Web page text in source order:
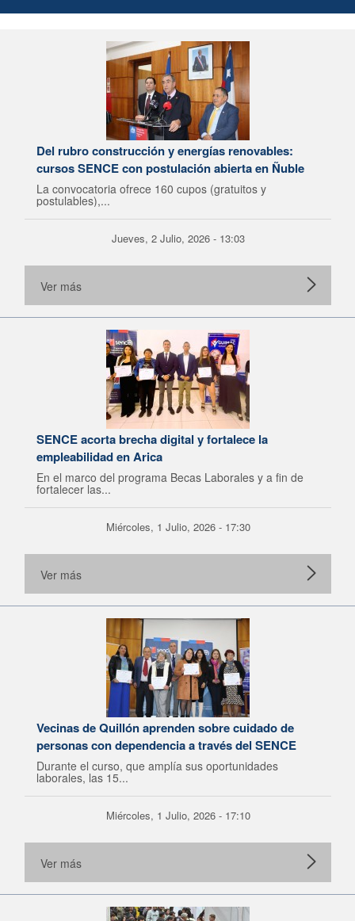
Del rubro construcción y energías renovables:
cursos SENCE con postulación abierta en Ñuble
La convocatoria ofrece 160 cupos (gratuitos y
postulables),...
Jueves, 2 Julio, 2026 - 13:03
Ver más
SENCE acorta brecha digital y fortalece la
empleabilidad en Arica
En el marco del programa Becas Laborales y a fin de
fortalecer las...
Miércoles, 1 Julio, 2026 - 17:30
Ver más
Vecinas de Quillón aprenden sobre cuidado de
personas con dependencia a través del SENCE
Durante el curso, que amplía sus oportunidades
laborales, las 15...
Miércoles, 1 Julio, 2026 - 17:10
Ver más